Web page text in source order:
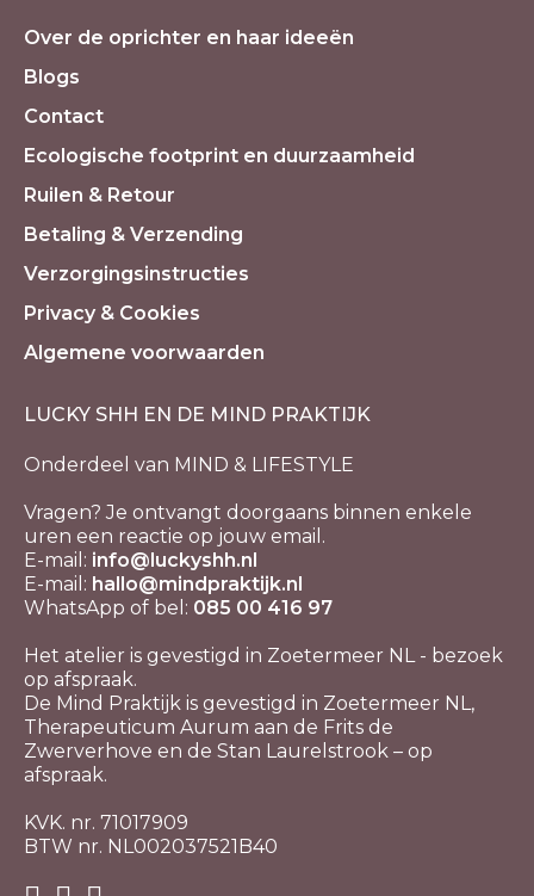
Over de oprichter en haar ideeën
Blogs
Contact
Ecologische footprint en duurzaamheid
Ruilen & Retour
Betaling & Verzending
Verzorgingsinstructies
Privacy & Cookies
Algemene voorwaarden
LUCKY SHH EN DE MIND PRAKTIJK
Onderdeel van MIND & LIFESTYLE
Vragen? Je ontvangt doorgaans binnen enkele
uren een reactie op jouw email.
E-mail: info@luckyshh.nl
E-mail: hallo@mindpraktijk.nl
WhatsApp of bel: 085 00 416 97
Het atelier is gevestigd in Zoetermeer NL - bezoek
op afspraak.
De Mind Praktijk is gevestigd in Zoetermeer NL,
Therapeuticum Aurum aan de Frits de
Zwerverhove en de Stan Laurelstrook – op
afspraak.
KVK. nr. 71017909
BTW nr. NL002037521B40